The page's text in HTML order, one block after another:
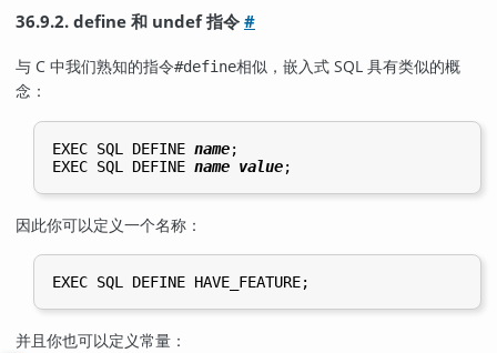
36.9.2. define 和 undef 指令#
与 C 中我们熟知的指令#define相似，嵌入式 SQL 具有类似的概
念：
EXEC SQL DEFINE name;
EXEC SQL DEFINE name value
因此你可以定义一个名称：
并且你也可以定义常量：